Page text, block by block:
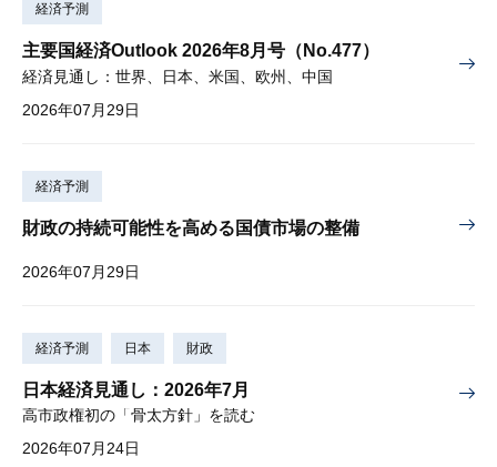
経済予測
主要国経済Outlook 2026年8月号（No.477）
経済見通し：世界、日本、米国、欧州、中国
2026年07月29日
経済予測
財政の持続可能性を高める国債市場の整備
2026年07月29日
経済予測 日本 財政
日本経済見通し：2026年7月
高市政権初の「骨太方針」を読む
2026年07月24日